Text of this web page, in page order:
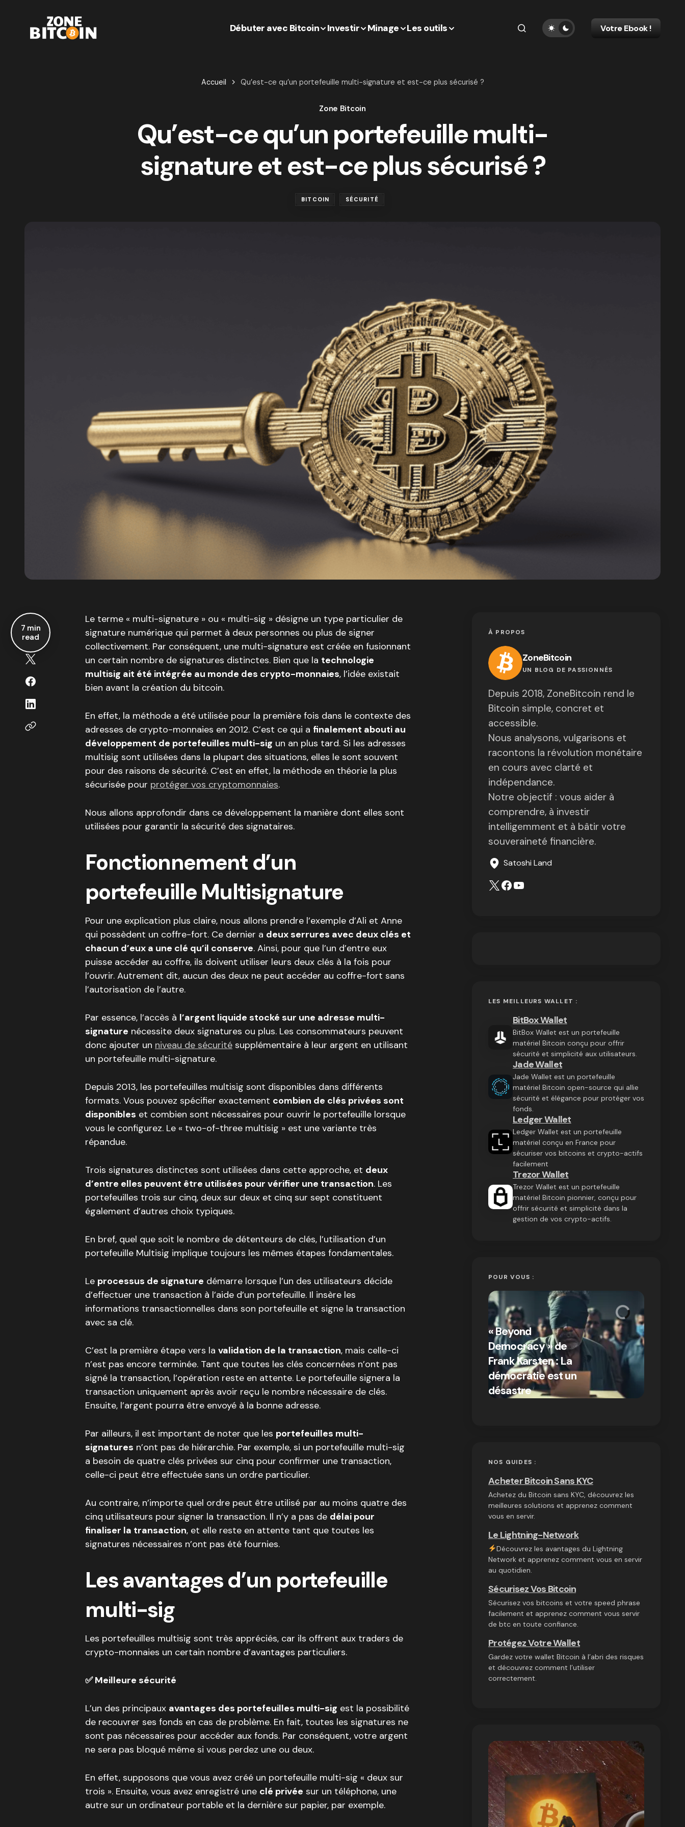
Débuter avec Bitcoin Investir Minage Les outils Votre Ebook !
Accueil Qu’est-ce qu’un portefeuille multi-signature et est-ce plus sécurisé ?
Zone Bitcoin
Qu’est-ce qu’un portefeuille multi-
signature et est-ce plus sécurisé ?
BITCOIN SÉCURITÉ
7 min
read
Le terme « multi-signature » ou « multi-sig » désigne un type particulier de
signature numérique qui permet à deux personnes ou plus de signer
collectivement. Par conséquent, une multi-signature est créée en fusionnant
un certain nombre de signatures distinctes. Bien que la technologie
multisig ait été intégrée au monde des crypto-monnaies, l’idée existait
bien avant la création du bitcoin.
En effet, la méthode a été utilisée pour la première fois dans le contexte des
adresses de crypto-monnaies en 2012. C’est ce qui a finalement abouti au
développement de portefeuilles multi-sig un an plus tard. Si les adresses
multisig sont utilisées dans la plupart des situations, elles le sont souvent
pour des raisons de sécurité. C’est en effet, la méthode en théorie la plus
sécurisée pour protéger vos cryptomonnaies.
Nous allons approfondir dans ce développement la manière dont elles sont
utilisées pour garantir la sécurité des signataires.
Fonctionnement d’un
portefeuille Multisignature
Pour une explication plus claire, nous allons prendre l’exemple d’Ali et Anne
qui possèdent un coffre-fort. Ce dernier a deux serrures avec deux clés et
chacun d’eux a une clé qu’il conserve. Ainsi, pour que l’un d’entre eux
puisse accéder au coffre, ils doivent utiliser leurs deux clés à la fois pour
l’ouvrir. Autrement dit, aucun des deux ne peut accéder au coffre-fort sans
l’autorisation de l’autre.
Par essence, l’accès à l’argent liquide stocké sur une adresse multi-
signature nécessite deux signatures ou plus. Les consommateurs peuvent
donc ajouter un niveau de sécurité supplémentaire à leur argent en utilisant
un portefeuille multi-signature.
Depuis 2013, les portefeuilles multisig sont disponibles dans différents
formats. Vous pouvez spécifier exactement combien de clés privées sont
disponibles et combien sont nécessaires pour ouvrir le portefeuille lorsque
vous le configurez. Le « two-of-three multisig » est une variante très
répandue.
Trois signatures distinctes sont utilisées dans cette approche, et deux
d’entre elles peuvent être utilisées pour vérifier une transaction. Les
portefeuilles trois sur cinq, deux sur deux et cinq sur sept constituent
également d’autres choix typiques.
En bref, quel que soit le nombre de détenteurs de clés, l’utilisation d’un
portefeuille Multisig implique toujours les mêmes étapes fondamentales.
Le processus de signature démarre lorsque l’un des utilisateurs décide
d’effectuer une transaction à l’aide d’un portefeuille. Il insère les
informations transactionnelles dans son portefeuille et signe la transaction
avec sa clé.
C’est la première étape vers la validation de la transaction, mais celle-ci
n’est pas encore terminée. Tant que toutes les clés concernées n’ont pas
signé la transaction, l’opération reste en attente. Le portefeuille signera la
transaction uniquement après avoir reçu le nombre nécessaire de clés.
Ensuite, l’argent pourra être envoyé à la bonne adresse.
Par ailleurs, il est important de noter que les portefeuilles multi-
signatures n’ont pas de hiérarchie. Par exemple, si un portefeuille multi-sig
a besoin de quatre clés privées sur cinq pour confirmer une transaction,
celle-ci peut être effectuée sans un ordre particulier.
Au contraire, n’importe quel ordre peut être utilisé par au moins quatre des
cinq utilisateurs pour signer la transaction. Il n’y a pas de délai pour
finaliser la transaction, et elle reste en attente tant que toutes les
signatures nécessaires n’ont pas été fournies.
Les avantages d’un portefeuille
multi-sig
Les portefeuilles multisig sont très appréciés, car ils offrent aux traders de
crypto-monnaies un certain nombre d’avantages particuliers.
✅ Meilleure sécurité
L’un des principaux avantages des portefeuilles multi-sig est la possibilité
de recouvrer ses fonds en cas de problème. En fait, toutes les signatures ne
sont pas nécessaires pour accéder aux fonds. Par conséquent, votre argent
ne sera pas bloqué même si vous perdez une ou deux.
En effet, supposons que vous avez créé un portefeuille multi-sig « deux sur
trois ». Ensuite, vous avez enregistré une clé privée sur un téléphone, une
autre sur un ordinateur portable et la dernière sur papier, par exemple.
À PROPOS
ZoneBitcoin
UN BLOG DE PASSIONNÉS
Depuis 2018, ZoneBitcoin rend le
Bitcoin simple, concret et
accessible.
Nous analysons, vulgarisons et
racontons la révolution monétaire
en cours avec clarté et
indépendance.
Notre objectif : vous aider à
comprendre, à investir
intelligemment et à bâtir votre
souveraineté financière.
Satoshi Land
LES MEILLEURS WALLET :
BitBox Wallet
BitBox Wallet est un portefeuille
matériel Bitcoin conçu pour offrir
sécurité et simplicité aux utilisateurs.
Jade Wallet
Jade Wallet est un portefeuille
matériel Bitcoin open-source qui allie
sécurité et élégance pour protéger vos
fonds.
Ledger Wallet
Ledger Wallet est un portefeuille
matériel conçu en France pour
sécuriser vos bitcoins et crypto-actifs
facilement
Trezor Wallet
Trezor Wallet est un portefeuille
matériel Bitcoin pionnier, conçu pour
offrir sécurité et simplicité dans la
gestion de vos crypto-actifs.
POUR VOUS :
« Beyond
Democracy » de
Frank Karsten : La
démocratie est un
désastre
on 03/10/2024
NOS GUIDES :
Acheter Bitcoin Sans KYC
Achetez du Bitcoin sans KYC, découvrez les
meilleures solutions et apprenez comment
vous en servir.
Le Lightning-Network
Découvrez les avantages du Lightning
Network et apprenez comment vous en servir
au quotidien.
Sécurisez Vos Bitcoin
Sécurisez vos bitcoins et votre speed phrase
facilement et apprenez comment vous servir
de btc en toute confiance.
Protégez Votre Wallet
Gardez votre wallet Bitcoin à l’abri des risques
et découvrez comment l’utiliser
correctement.